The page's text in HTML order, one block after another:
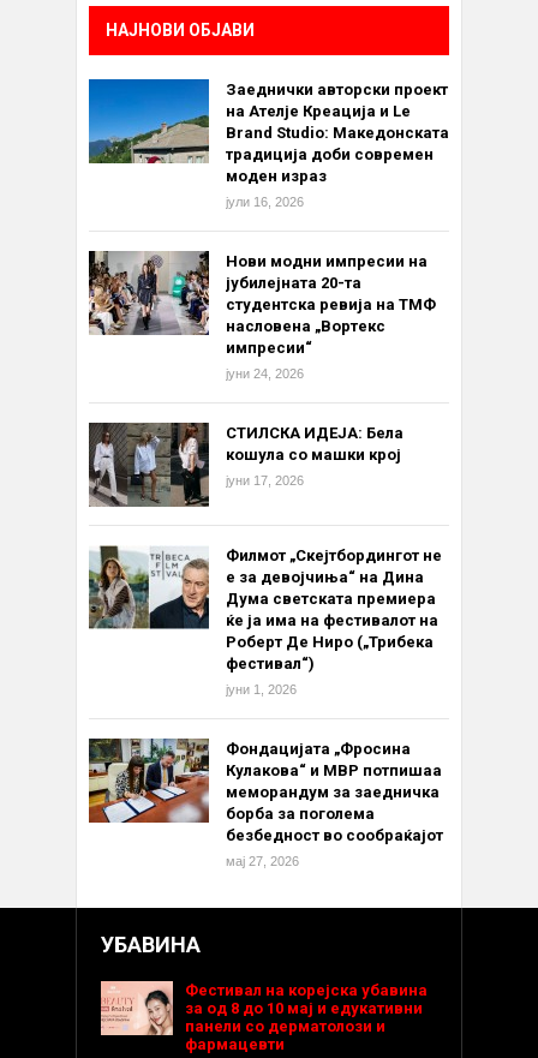
НАЈНОВИ ОБЈАВИ
Заеднички авторски проект
на Ателје Креација и Le
Brand Studio: Македонската
традиција доби современ
моден израз
јули 16, 2026
Нови модни импресии на
јубилејната 20-та
студентска ревија на ТМФ
насловена „Вортекс
импресии“
јуни 24, 2026
СТИЛСКА ИДЕЈА: Бела
кошула со машки крој
јуни 17, 2026
Филмот „Скејтбордингот не
е за девојчиња“ на Дина
Дума светската премиера
ќе ја има на фестивалот на
Роберт Де Ниро („Трибека
фестивал“)
јуни 1, 2026
Фондацијата „Фросина
Кулакова“ и МВР потпишаа
меморандум за заедничка
борба за поголема
безбедност во сообраќајот
мај 27, 2026
УБАВИНА
Фестивал на корејска убавина
за од 8 до 10 мај и едукативни
панели со дерматолози и
фармацевти